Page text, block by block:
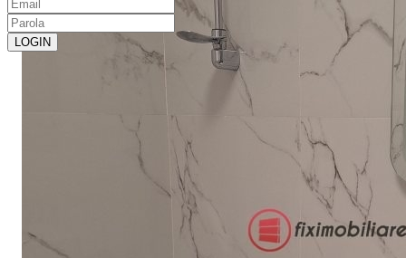
LOGIN
LOGIN